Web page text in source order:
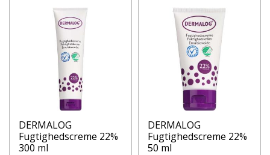
DERMALOG
Fugtighedscreme 22%
300 ml
DERMALOG
Fugtighedscreme 22%
50 ml